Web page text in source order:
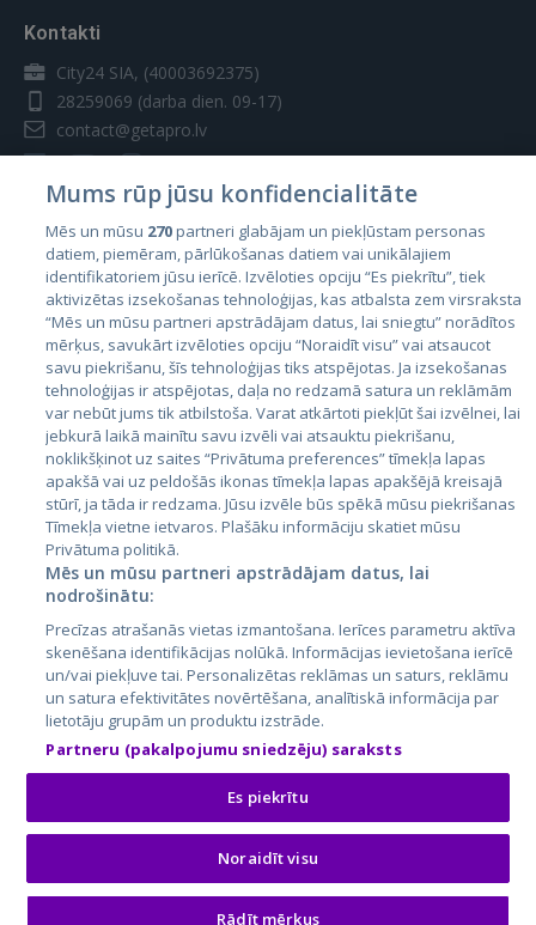
Natālija
PIEDĀVĀT PASŪTĪJUMU
Kontakti
City24 SIA, (40003692375)
28259069 (darba dien. 09-17)
contact@getapro.lv
Valstis
Igaunija
Latvija
Lietuva
City24.lv
City24.ee
GetaPro.lv
GetaPro.ee
Skelbiu.lt
Autoplius.lt
Aruodas.lt
Kainos.lt
Paslaugos.lt
auto24.ee
KV.ee
Osta.ee
KuldneBörs.ee
Mums rūp jūsu konfidencialitāte
Mēs un mūsu 270partneri glabājam un piekļūstam personas
datiem, piemēram, pārlūkošanas datiem vai unikālajiem
identifikatoriem jūsu ierīcē. Izvēloties opciju “Es piekrītu”, tiek
aktivizētas izsekošanas tehnoloģijas, kas atbalsta zem virsraksta
“Mēs un mūsu partneri apstrādājam datus, lai sniegtu” norādītos
mērķus, savukārt izvēloties opciju “Noraidīt visu” vai atsaucot
savu piekrišanu, šīs tehnoloģijas tiks atspējotas. Ja izsekošanas
tehnoloģijas ir atspējotas, daļa no redzamā satura un reklāmām
var nebūt jums tik atbilstoša. Varat atkārtoti piekļūt šai izvēlnei, lai
jebkurā laikā mainītu savu izvēli vai atsauktu piekrišanu,
noklikšķinot uz saites “Privātuma preferences” tīmekļa lapas
apakšā vai uz peldošās ikonas tīmekļa lapas apakšējā kreisajā
stūrī, ja tāda ir redzama. Jūsu izvēle būs spēkā mūsu piekrišanas
Tīmekļa vietne ietvaros. Plašāku informāciju skatiet mūsu
Privātuma politikā.
Mēs un mūsu partneri apstrādājam datus, lai
nodrošinātu:
Precīzas atrašanās vietas izmantošana. Ierīces parametru aktīva
skenēšana identifikācijas nolūkā. Informācijas ievietošana ierīcē
un/vai piekļuve tai. Personalizētas reklāmas un saturs, reklāmu
un satura efektivitātes novērtēšana, analītiskā informācija par
lietotāju grupām un produktu izstrāde.
Partneru (pakalpojumu sniedzēju) saraksts
Es piekrītu
Noraidīt visu
Rādīt mērķus